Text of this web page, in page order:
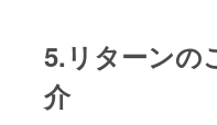
5.リターンの
介